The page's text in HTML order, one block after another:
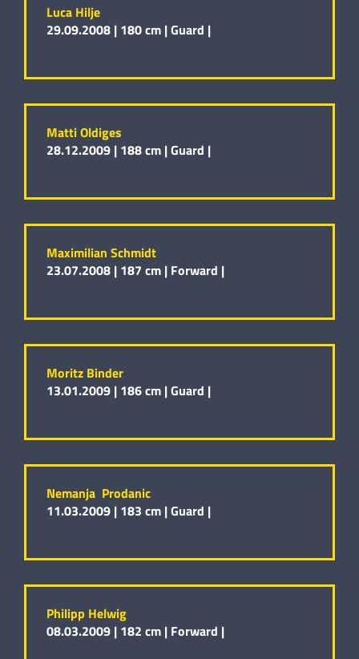
Luca Hilje
29.09.2008 | 180 cm |Guard |
Matti Oldiges
28.12.2009 | 188 cm |Guard |
Maximilian Schmidt
23.07.2008 | 187 cm | Forward |
Moritz Binder
13.01.2009 | 186 cm |Guard |
Nemanja Prodanic
11.03.2009 | 183 cm |Guard |
Philipp Helwig
08.03.2009 | 182 cm | Forward |